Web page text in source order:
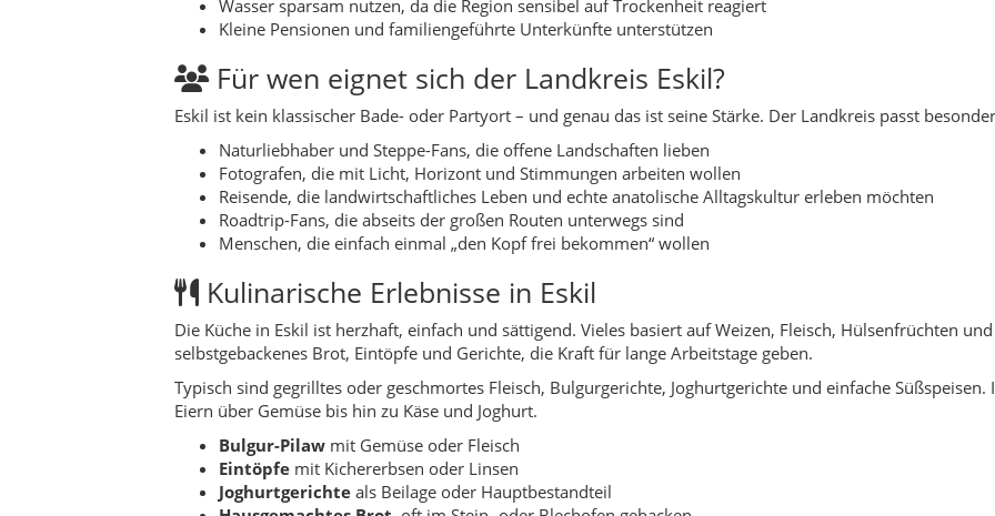
Die Küche in Eskil ist herzhaft, einfach und sättigend. Vieles basiert auf Weizen, Fleisch, Hülsenfrüchten
selbstgebackenes Brot, Eintöpfe und Gerichte, die Kraft für lange Arbeitstage geben.
Typisch sind gegrilltes oder geschmortes Fleisch, Bulgurgerichte, Joghurtgerichte und einfache
Eiern über Gemüse bis hin zu Käse und Joghurt.
Bulgur-Pilawmit Gemüse oder Fleisch
Eintöpfemit Kichererbsen oder Linsen
Joghurtgerichteals Beilage oder Hauptbestandteil
Hausgemachtes Brot, oft im Stein- oder Blechofen gebacken
Natur & Outdoor
Die Natur in Eskil ist weniger spektakulär im klassischen Sinn, dafür aber sehr intensiv in ihrer Schlichtheit.
formen eine klare, ruhige Landschaft.
Je nach Jahreszeit verändern sich Farben massiv: von grün im Frühling, golden im Sommer bis hin zu
Schilfgebiete, in denen sich Vögel und andere Tiere aufhalten.
Offene Steppe mit endlosem Horizont
Salz- und Trockengebiete mit besonderer Vegetation
Schilfzonen und Felder als Lebensraum für Vögel
Feste & Veranstaltungen